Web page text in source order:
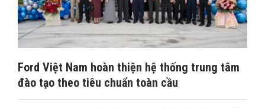
Ford Việt Nam hoàn thiện hệ thống trung tâm
đào tạo theo tiêu chuẩn toàn cầu